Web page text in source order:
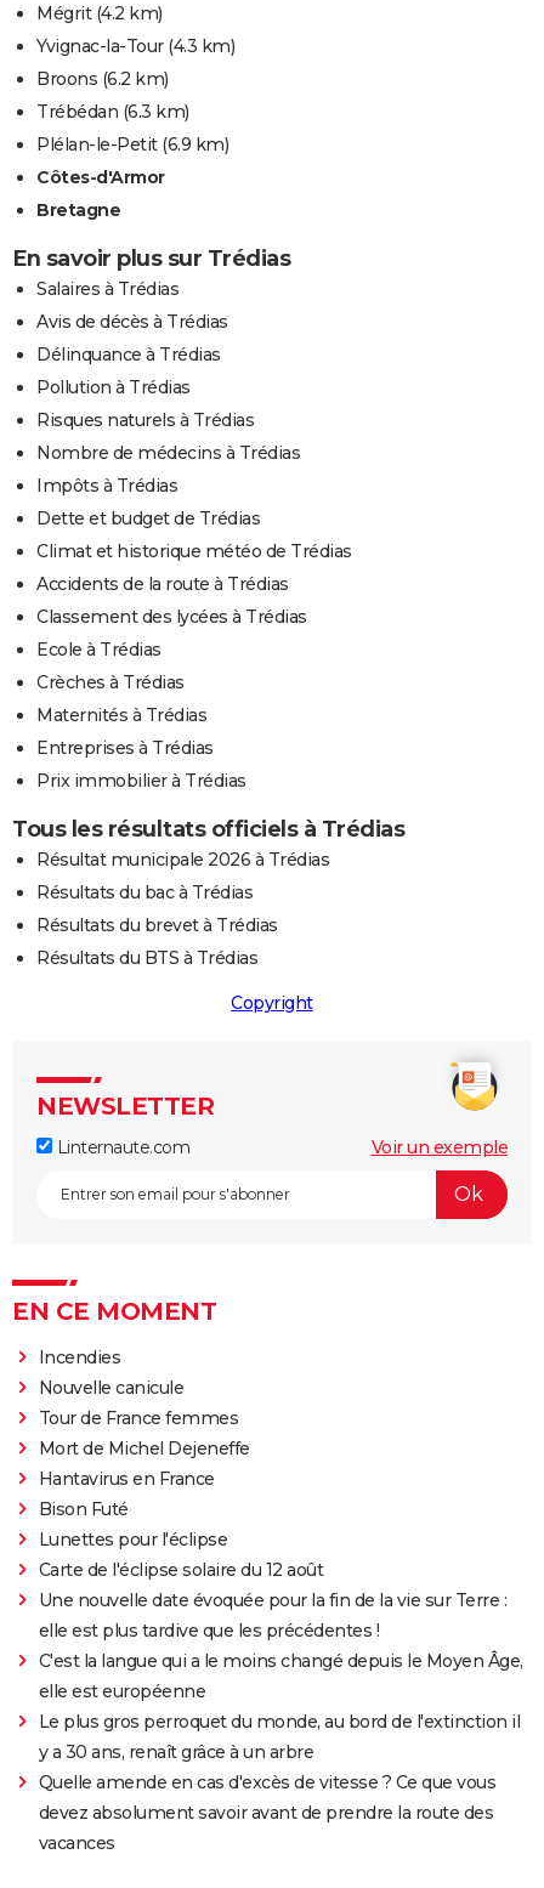
Mégrit(4.2 km)
Yvignac-la-Tour(4.3 km)
Broons (6.2 km)
Trébédan (6.3 km)
Plélan-le-Petit(6.9 km)
Côtes-d'Armor
Bretagne
En savoir plus sur Trédias
Salaires à Trédias
Avis de décès à Trédias
Délinquance à Trédias
Pollution à Trédias
Risques naturels à Trédias
Nombre de médecins à Trédias
Impôts à Trédias
Dette et budget de Trédias
Climat et historique météo de Trédias
Accidents de la route à Trédias
Classement des lycées à Trédias
Ecole à Trédias
Crèches à Trédias
Maternités à Trédias
Entreprises à Trédias
Prix immobilier à Trédias
Tous les résultats officiels à Trédias
Résultat municipale 2026 à Trédias
Résultats du bac à Trédias
Résultats du brevet à Trédias
Résultats du BTS à Trédias
Copyright
NEWSLETTER
Linternaute.com Voir un exemple
EN CE MOMENT
Incendies
Nouvelle canicule
Tour de France femmes
Mort de Michel Dejeneffe
Hantavirus en France
Bison Futé
Lunettes pour l'éclipse
Carte de l'éclipse solaire du 12 août
Une nouvelle date évoquée pour la fin de la vie sur Terre :
elle est plus tardive que les précédentes !
C'est la langue qui a le moins changé depuis le Moyen Âge,
elle est européenne
Le plus gros perroquet du monde, au bord de l'extinction il
y a 30 ans, renaît grâce à un arbre
Quelle amende en cas d'excès de vitesse ? Ce que vous
devez absolument savoir avant de prendre la route des
vacances